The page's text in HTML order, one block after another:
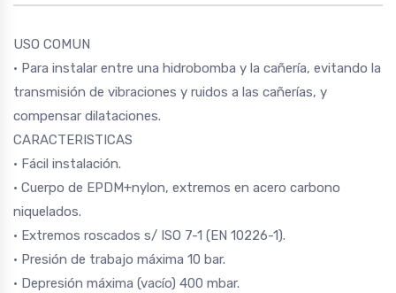
USO COMUN
• Para instalar entre una hidrobomba y la cañería, evitando la
transmisión de vibraciones y ruidos a las cañerías, y
compensar dilataciones.
CARACTERISTICAS
• Fácil instalación.
• Cuerpo de EPDM+nylon, extremos en acero carbono
niquelados.
• Extremos roscados s/ ISO 7-1 (EN 10226-1).
• Presión de trabajo máxima 10 bar.
• Depresión máxima (vacío) 400 mbar.